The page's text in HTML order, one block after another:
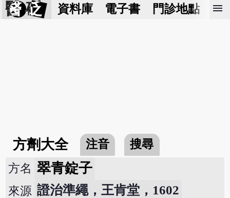
醫 砭 資料庫 電子書 門診地點 預
menu
方劑大全 注音
搜尋
方名 翠青錠子
來源 證治準繩，王肯堂，1602